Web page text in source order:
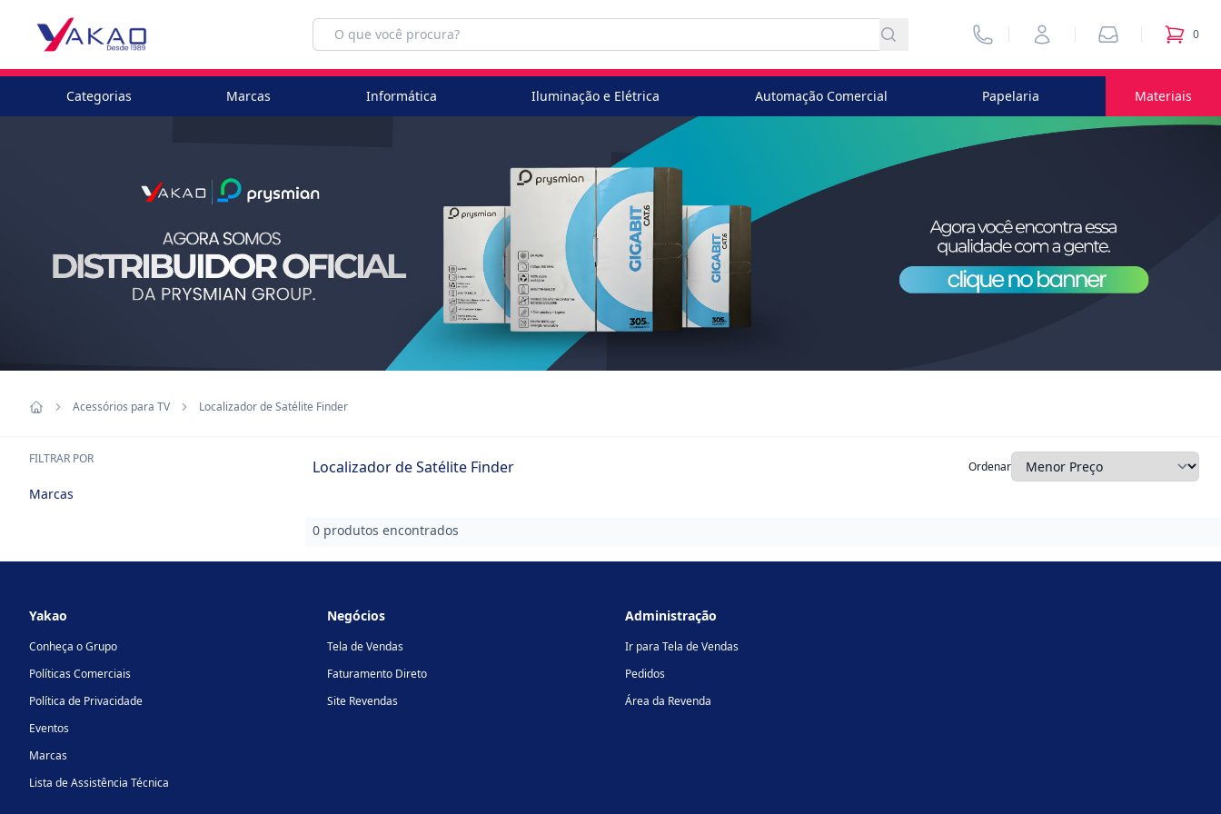
VendedoresMinha ContaPedidos 0
itens
Categorias Marcas Informática Iluminação e Elétrica Automação Comercial Papelaria Materiais
Acessórios para TV Localizador de Satélite Finder
FILTRAR POR Localizador de Satélite Finder Ordenar
Marcas
0 produtos encontrados
Yakao
Conheça o Grupo
Políticas Comerciais
Política de Privacidade
Eventos
Marcas
Lista de Assistência Técnica
Negócios
Tela de Vendas
Faturamento Direto
Site Revendas
Administração
Ir para Tela de Vendas
Pedidos
Área da Revenda